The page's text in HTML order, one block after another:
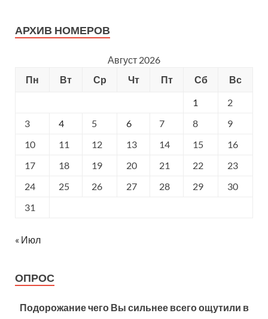
АРХИВ НОМЕРОВ
Август 2026
Пн
Вт Ср Чт Пт Сб
Вс
1
2
3
4 5 6 7 8
9
10
11 12 13 14 15
16
17
18 19 20 21 22
23
24
25 26 27 28 29
30
31
« Июл
ОПРОС
Подорожание чего Вы сильнее всего ощутили в